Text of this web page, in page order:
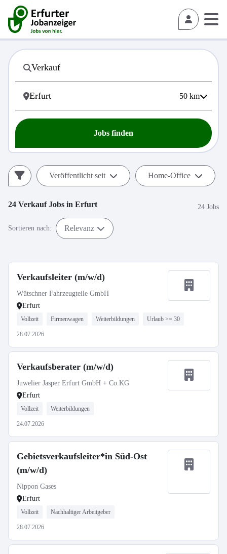
50 km
Jobs finden
Veröffentlicht seit Home-Office
24 VerkaufJobs in Erfurt 24 Jobs
Sortieren nach: Relevanz
Verkaufsleiter (m/w/d)
Wütschner Fahrzeugteile GmbH
Erfurt
Vollzeit Firmenwagen Weiterbildungen Urlaub >= 30
28.07.2026
Verkaufsberater (m/w/d)
Juwelier Jasper Erfurt GmbH + Co.KG
Erfurt
Vollzeit Weiterbildungen
24.07.2026
Gebietsverkaufsleiter*in Süd-Ost
(m/w/d)
Nippon Gases
Erfurt
Vollzeit Nachhaltiger Arbeitgeber
28.07.2026